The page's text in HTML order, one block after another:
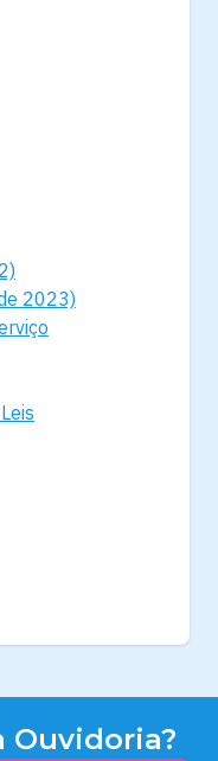
2023)
Ouvidoria?